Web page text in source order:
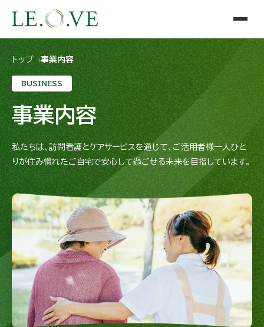
トップ 事業内容
BUSINESS
事業内容
私たちは、訪問看護とケアサービスを通じて、ご活用者様一人ひと
りが住み慣れたご自宅で安心して過ごせる未来を目指しています。